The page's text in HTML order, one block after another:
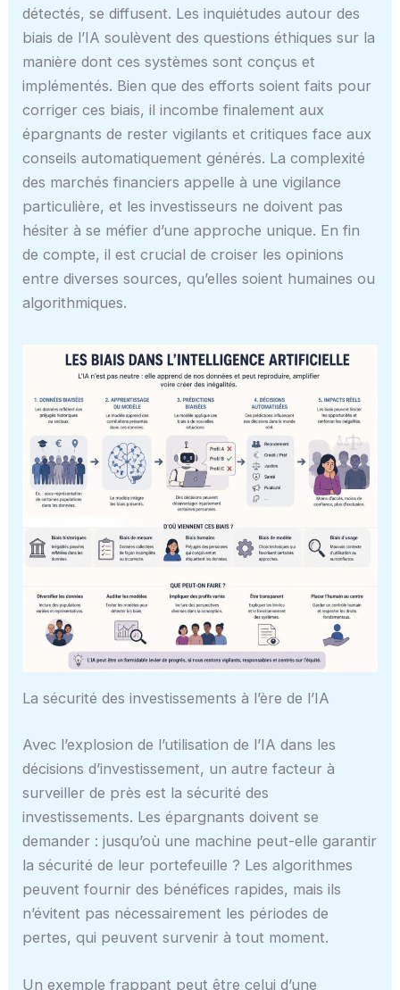
détectés, se diffusent. Les inquiétudes autour des
biais de l’IA soulèvent des questions éthiques sur la
manière dont ces systèmes sont conçus et
implémentés. Bien que des efforts soient faits pour
corriger ces biais, il incombe finalement aux
épargnants de rester vigilants et critiques face aux
conseils automatiquement générés. La complexité
des marchés financiers appelle à une vigilance
particulière, et les investisseurs ne doivent pas
hésiter à se méfier d’une approche unique. En fin
de compte, il est crucial de croiser les opinions
entre diverses sources, qu’elles soient humaines ou
algorithmiques.
La sécurité des investissements à l’ère de l’IA
Avec l’explosion de l’utilisation de l’IA dans les
décisions d’investissement, un autre facteur à
surveiller de près est la sécurité des
investissements. Les épargnants doivent se
demander : jusqu’où une machine peut-elle garantir
la sécurité de leur portefeuille ? Les algorithmes
peuvent fournir des bénéfices rapides, mais ils
n’évitent pas nécessairement les périodes de
pertes, qui peuvent survenir à tout moment.
Un exemple frappant peut être celui d’une